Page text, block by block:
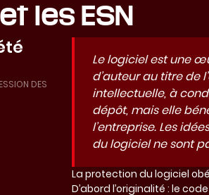
les ESN
DES
Le logiciel est une
d’auteur au titre de
intellectuelle, à
dépôt, mais elle
l’entreprise. Les
du logiciel ne sont
La protection du logiciel
D’abord l’originalité : le